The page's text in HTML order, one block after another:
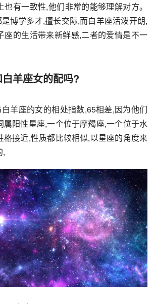
有一致性,他们非常的能够理解对方。
博学多才,擅长交际,而白羊座活泼开朗,
座的生活带来新鲜感,二者的爱情是不一
羊座女的配吗?
羊座的女的相处指数,65相差,因为他们
属阳性星座,一个位于摩羯座,一个位于水
格接近,性质都比较相似,以星座的角度来
,